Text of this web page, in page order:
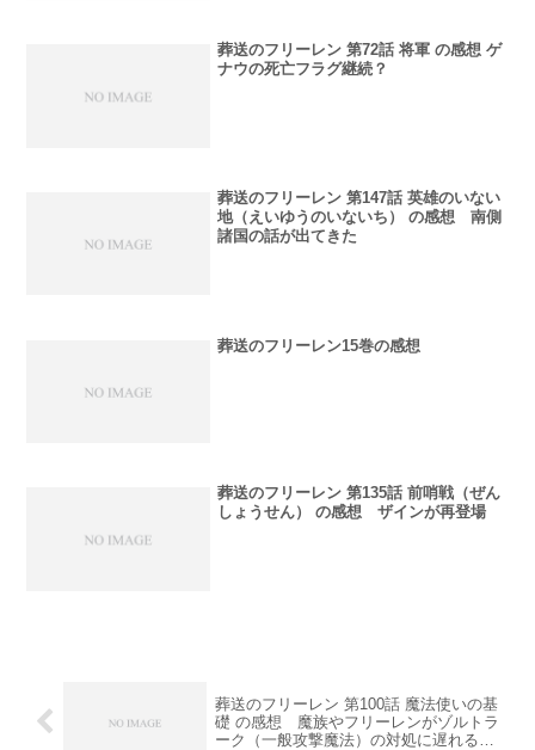
葬送のフリーレン 第72話 将軍 の感想 ゲ
ナウの死亡フラグ継続？
葬送のフリーレン 第147話 英雄のいない
地（えいゆうのいないち） の感想 南側
諸国の話が出てきた
葬送のフリーレン15巻の感想
葬送のフリーレン 第135話 前哨戦（ぜん
しょうせん） の感想 ザインが再登場
葬送のフリーレン 第100話 魔法使いの基
礎 の感想 魔族やフリーレンがゾルトラ
ーク（一般攻撃魔法）の対処に遅れる理